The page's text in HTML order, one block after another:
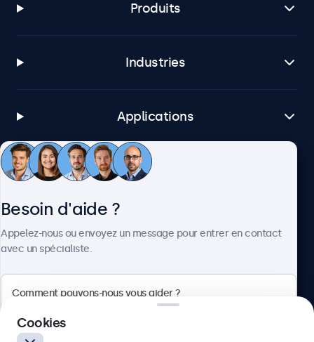
Produits
Industries
Applications
Service client
Besoin d'aide ?
Appelez-nous ou envoyez un message pour entrer en contact
avec un spécialiste.
Cookies